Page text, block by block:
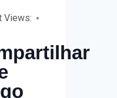
Views: